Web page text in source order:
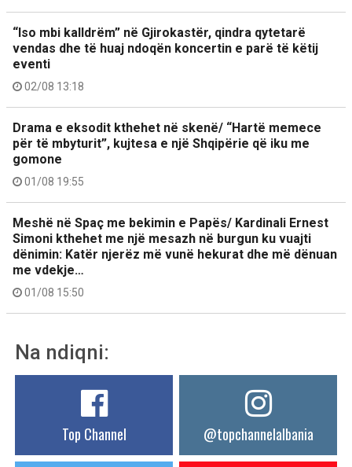
“Iso mbi kalldrëm” në Gjirokastër, qindra qytetarë
vendas dhe të huaj ndoqën koncertin e parë të këtij
eventi
02/08 13:18
Drama e eksodit kthehet në skenë/ “Hartë memece
për të mbyturit”, kujtesa e një Shqipërie që iku me
gomone
01/08 19:55
Meshë në Spaç me bekimin e Papës/ Kardinali Ernest
Simoni kthehet me një mesazh në burgun ku vuajti
dënimin: Katër njerëz më vunë hekurat dhe më dënuan
me vdekje…
01/08 15:50
Na ndiqni:
Top Channel @topchannelalbania